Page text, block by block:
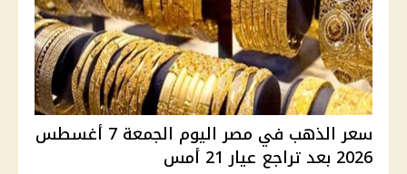
سعر الذهب في مصر اليوم الجمعة 7 أغسطس
2026 بعد تراجع عيار 21 أمس